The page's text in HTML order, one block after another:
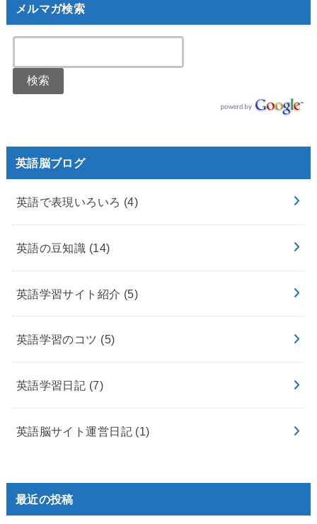
メルマガ検索
英語脳ブログ
英語で表現いろいろ (4)
英語の豆知識 (14)
英語学習サイト紹介 (5)
英語学習のコツ (5)
英語学習日記 (7)
英語脳サイト運営日記 (1)
最近の投稿